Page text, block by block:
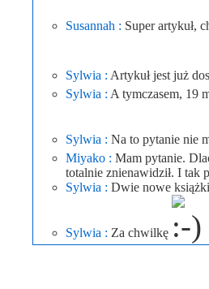
Susannah : Super artykuł,
Sylwia : Artykuł jest już
Sylwia : A tymczasem, 19
Sylwia : Na to pytanie nie
Miyako : Mam pytanie.
totalnie znienawidził. I tak
Sylwia : Dwie nowe
Sylwia : Za chwilkę